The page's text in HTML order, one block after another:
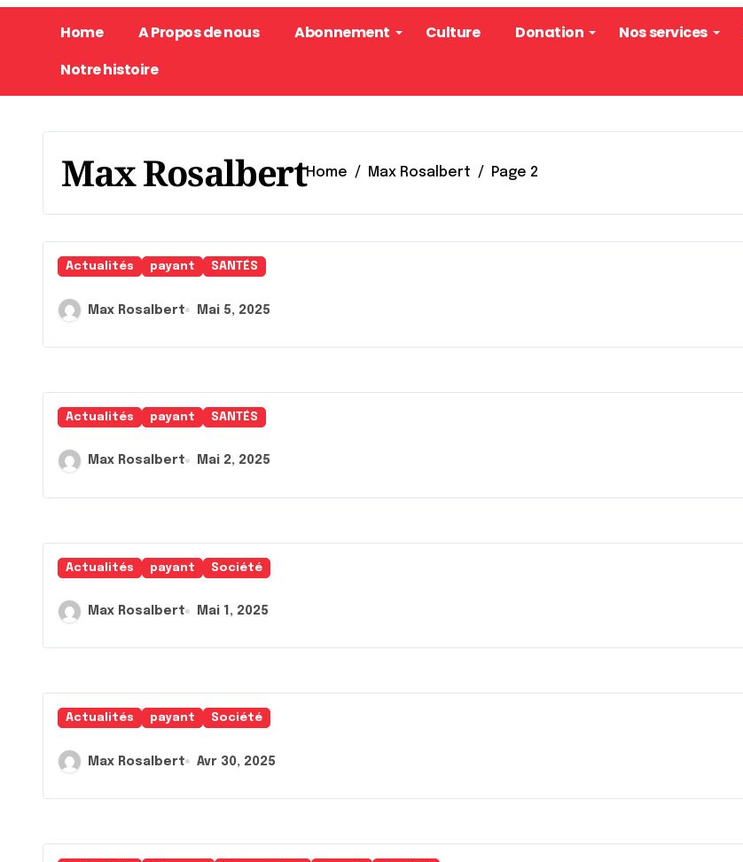
Home A Propos de nous Abonnement Culture Donation Nos services
Notre histoire
Max RosalbertHome Max Rosalbert Page 2
Actualités payant SANTÉS
Max Rosalbert Mai 5, 2025
Actualités payant SANTÉS
Max Rosalbert Mai 2, 2025
Actualités payant Société
Max Rosalbert Mai 1, 2025
Actualités payant Société
Max Rosalbert Avr 30, 2025